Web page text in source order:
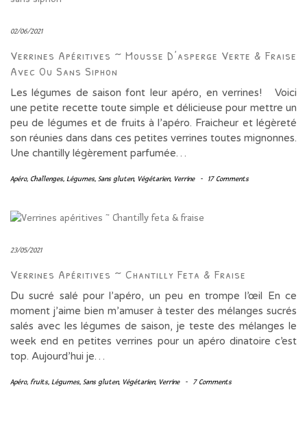
02/06/2021
Verrines Apéritives ~ Mousse D’asperge Verte & Fraise
Avec Ou Sans Siphon
Les légumes de saison font leur apéro, en verrines! Voici
une petite recette toute simple et délicieuse pour mettre un
peu de légumes et de fruits à l’apéro. Fraicheur et légèreté
son réunies dans dans ces petites verrines toutes mignonnes.
Une chantilly légèrement parfumée…
Apéro, Challenges, Légumes, Sans gluten, Végétarien, Verrine - 17 Comments
23/05/2021
Verrines Apéritives ~ Chantilly Feta & Fraise
Du sucré salé pour l’apéro, un peu en trompe l’œil En ce
moment j’aime bien m’amuser à tester des mélanges sucrés
salés avec les légumes de saison, je teste des mélanges le
week end en petites verrines pour un apéro dinatoire c’est
top. Aujourd’hui je…
Apéro, fruits, Légumes, Sans gluten, Végétarien, Verrine - 7 Comments